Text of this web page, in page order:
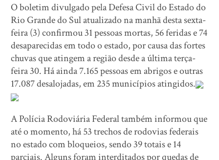
O boletim divulgado pela Defesa Civil do Estado do
Rio Grande do Sul atualizado na manhã desta sexta-
feira (3) confirmou 31 pessoas mortas, 56 feridas e 74
desaparecidas em todo o estado, por causa das fortes
chuvas que atingem a região desde a última terça-
feira 30. Há ainda 7.165 pessoas em abrigos e outras
17.087 desalojadas, em 235 municípios atingidos.
A Polícia Rodoviária Federal também informou que
até o momento, há 53 trechos de rodovias federais
no estado com bloqueios, sendo 39 totais e 14
parciais. Alguns foram interditados por quedas de